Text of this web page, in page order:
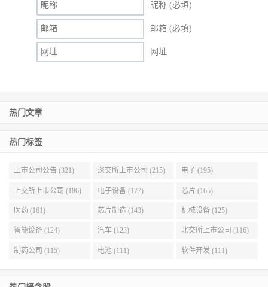
昵称 (必填)
邮箱 (必填)
网址
热门文章
热门标签
上市公司公告 (321) 深交所上市公司 (215) 电子 (195)
上交所上市公司 (186) 电子设备 (177) 芯片 (165)
医药 (161) 芯片制造 (143) 机械设备 (125)
智能设备 (124) 汽车 (123) 北交所上市公司 (116)
制药公司 (115) 电池 (111) 软件开发 (111)